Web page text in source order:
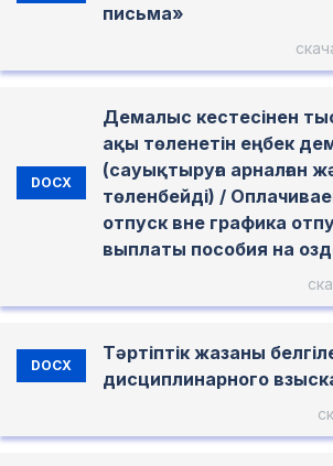
письма»
DOCX
Демалыс кестесінен
ақы төленетін еңбек
(сауықтыруға арналған
төленбейді) /
отпуск вне графика
выплаты пособия на
DOCX
Тәртіптік жазаны
дисциплинарного